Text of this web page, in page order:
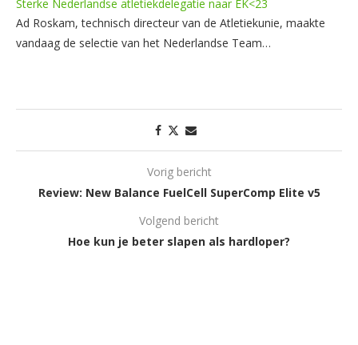
Sterke Nederlandse atletiekdelegatie naar EK<23
Ad Roskam, technisch directeur van de Atletiekunie, maakte
vandaag de selectie van het Nederlandse Team…
Vorig bericht
Review: New Balance FuelCell SuperComp Elite v5
Volgend bericht
Hoe kun je beter slapen als hardloper?